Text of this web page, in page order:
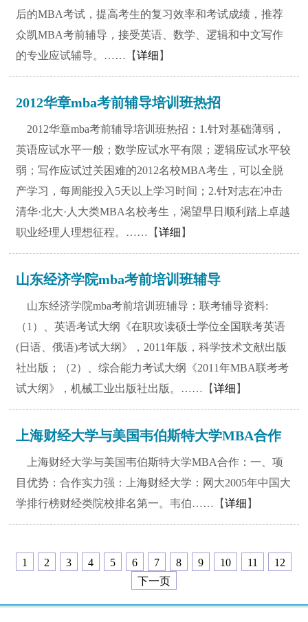
后的MBA考试，提高考生的复习效率和考试成绩，推荐
众凯MBA考前辅导，接受英语、数学、逻辑和中文写作
的专业应试辅导。……【详细 】
2012华章mba考前辅导培训班热招
2012华章mba考前辅导培训班热招：1.针对基础薄弱，
英语应试水平一般；数学应试水平有限；逻辑应试水平较
弱；写作应试过关困难的2012名校MBA考生，可以全脱
产学习，每周能投入5天以上学习时间；2.针对志在冲击
清华·北大·人大类MBA名校考生，渴望早日顺利踏上卓越
职业经理人理想征程。……【详细 】
山东经济学院mba考前培训班辅导
山东经济学院mba考前培训班辅导：联考辅导资料:
（1）、英语考试大纲《在职攻读硕士学位全国联考英语
(日语、俄语)考试大纲》，2011年版，科学技术文献出版
社出版；（2）、综合能力考试大纲《2011年MBA联考考
试大纲》，机械工业出版社出版。……【详细 】
上海财经大学与美国韦伯斯特大学MBA合作
上海财经大学与美国韦伯斯特大学MBA合作：一、项
目优势：合作实力强：上海财经大学：网大2005年中国大
学排行榜财经类院校排名第一。韦伯……【详细 】
1 2 3 4 5 6 7 8 9 10 11
12
下一页